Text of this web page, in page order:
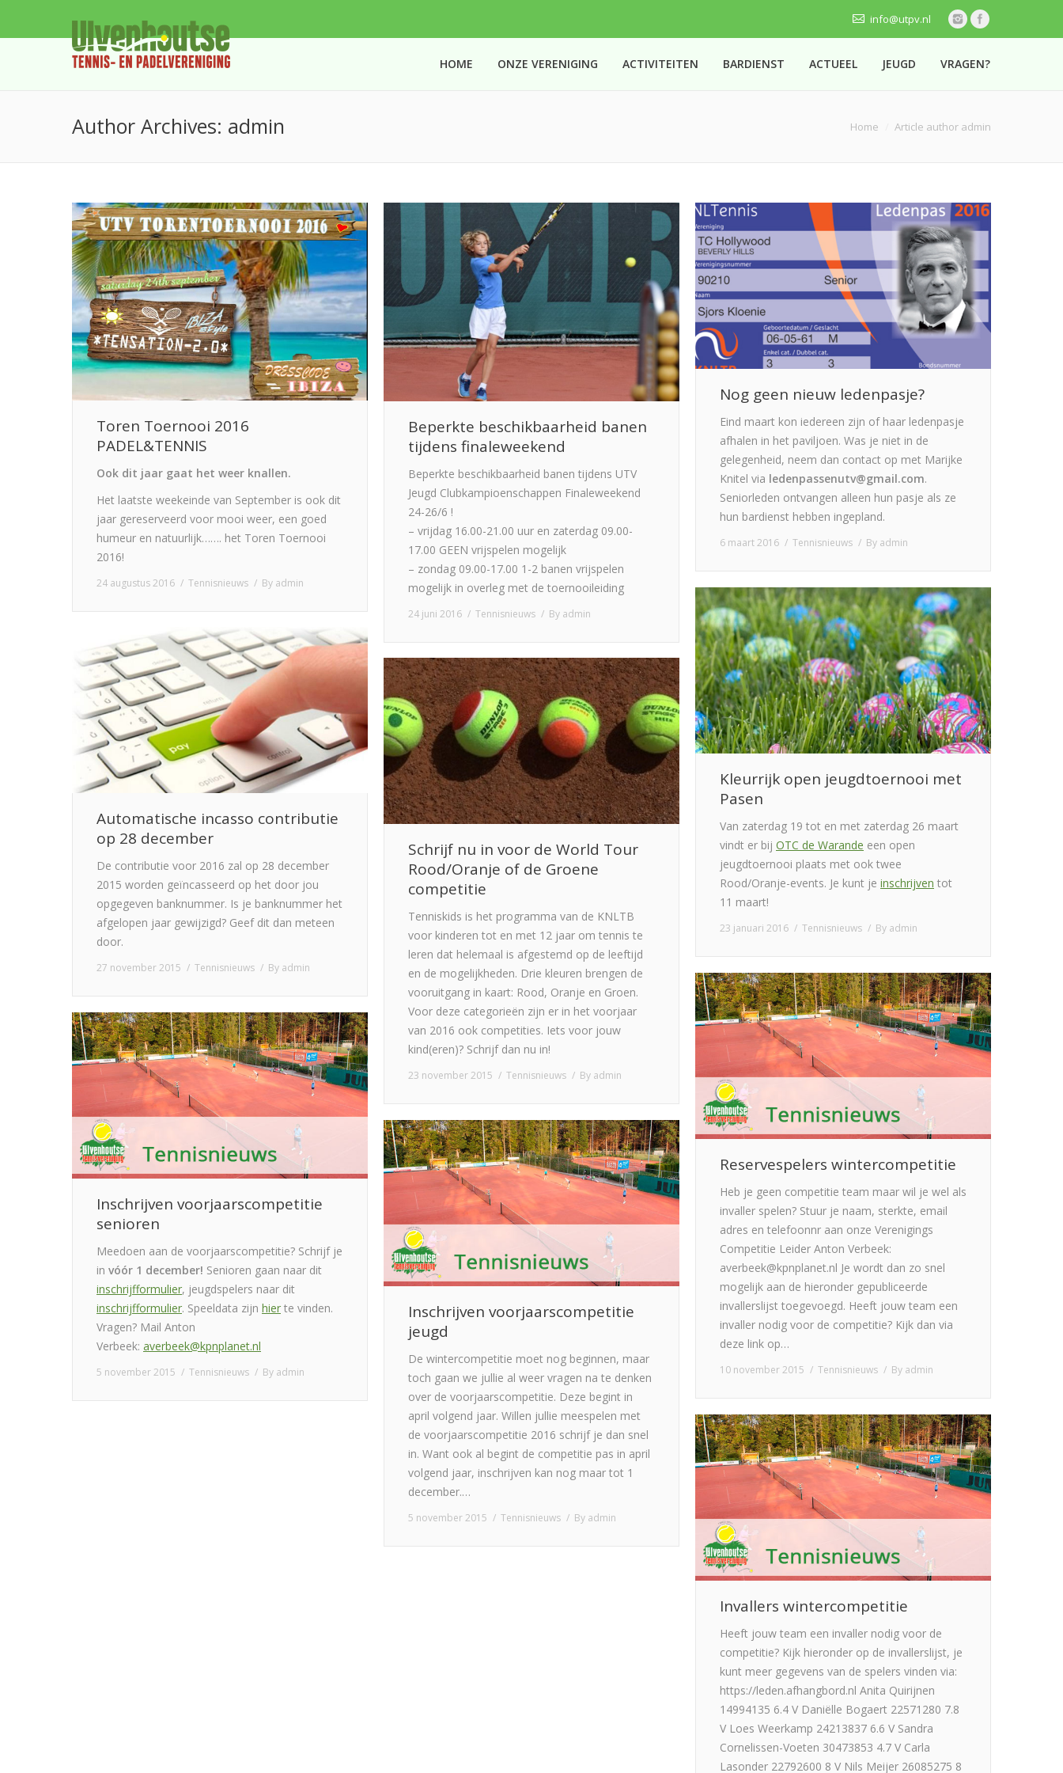
info@utpv.nl
HOME ONZE VERENIGING ACTIVITEITEN BARDIENST ACTUEEL JEUGD VRAGEN?
Author Archives: admin Home Article author admin
Toren Toernooi 2016
PADEL&TENNIS
Ook dit jaar gaat het weer knallen.
Het laatste weekeinde van September is ook dit
jaar gereserveerd voor mooi weer, een goed
humeur en natuurlijk……. het Toren Toernooi
2016!
24 augustus 2016 Tennisnieuws By admin
Beperkte beschikbaarheid banen
tijdens finaleweekend
Beperkte beschikbaarheid banen tijdens UTV
Jeugd Clubkampioenschappen Finaleweekend
24-26/6 !
– vrijdag 16.00-21.00 uur en zaterdag 09.00-
17.00 GEEN vrijspelen mogelijk
– zondag 09.00-17.00 1-2 banen vrijspelen
mogelijk in overleg met de toernooileiding
24 juni 2016 Tennisnieuws By admin
Nog geen nieuw ledenpasje?
Eind maart kon iedereen zijn of haar ledenpasje
afhalen in het paviljoen. Was je niet in de
gelegenheid, neem dan contact op met Marijke
Knitel via ledenpassenutv@gmail.com.
Seniorleden ontvangen alleen hun pasje als ze
hun bardienst hebben ingepland.
6 maart 2016 Tennisnieuws By admin
Kleurrijk open jeugdtoernooi met
Pasen
Van zaterdag 19 tot en met zaterdag 26 maart
vindt er bij OTC de Warande een open
jeugdtoernooi plaats met ook twee
Rood/Oranje-events. Je kunt je inschrijven tot
11 maart!
23 januari 2016 Tennisnieuws By admin
Automatische incasso contributie
op 28 december
De contributie voor 2016 zal op 28 december
2015 worden geïncasseerd op het door jou
opgegeven banknummer. Is je banknummer het
afgelopen jaar gewijzigd? Geef dit dan meteen
door.
27 november 2015 Tennisnieuws By admin
Schrijf nu in voor de World Tour
Rood/Oranje of de Groene
competitie
Tenniskids is het programma van de KNLTB
voor kinderen tot en met 12 jaar om tennis te
leren dat helemaal is afgestemd op de leeftijd
en de mogelijkheden. Drie kleuren brengen de
vooruitgang in kaart: Rood, Oranje en Groen.
Voor deze categorieën zijn er in het voorjaar
van 2016 ook competities. Iets voor jouw
kind(eren)? Schrijf dan nu in!
23 november 2015 Tennisnieuws By admin
Reservespelers wintercompetitie
Heb je geen competitie team maar wil je wel als
invaller spelen? Stuur je naam, sterkte, email
adres en telefoonnr aan onze Verenigings
Competitie Leider Anton Verbeek:
averbeek@kpnplanet.nl Je wordt dan zo snel
mogelijk aan de hieronder gepubliceerde
invallerslijst toegevoegd. Heeft jouw team een
invaller nodig voor de competitie? Kijk dan via
deze link op…
10 november 2015 Tennisnieuws By admin
Inschrijven voorjaarscompetitie
senioren
Meedoen aan de voorjaarscompetitie? Schrijf je
in vóór 1 december! Senioren gaan naar dit
inschrijfformulier, jeugdspelers naar dit
inschrijfformulier. Speeldata zijn hier te vinden.
Vragen? Mail Anton
Verbeek: averbeek@kpnplanet.nl
5 november 2015 Tennisnieuws By admin
Inschrijven voorjaarscompetitie
jeugd
De wintercompetitie moet nog beginnen, maar
toch gaan we jullie al weer vragen na te denken
over de voorjaarscompetitie. Deze begint in
april volgend jaar. Willen jullie meespelen met
de voorjaarscompetitie 2016 schrijf je dan snel
in. Want ook al begint de competitie pas in april
volgend jaar, inschrijven kan nog maar tot 1
december.…
5 november 2015 Tennisnieuws By admin
Invallers wintercompetitie
Heeft jouw team een invaller nodig voor de
competitie? Kijk hieronder op de invallerslijst, je
kunt meer gegevens van de spelers vinden via:
https://leden.afhangbord.nl Anita Quirijnen
14994135 6.4 V Daniëlle Bogaert 22571280 7.8
V Loes Weerkamp 24213837 6.6 V Sandra
Cornelissen-Voeten 30473853 4.7 V Carla
Lasonder 22792600 8 V Nils Meijer 26085275 8